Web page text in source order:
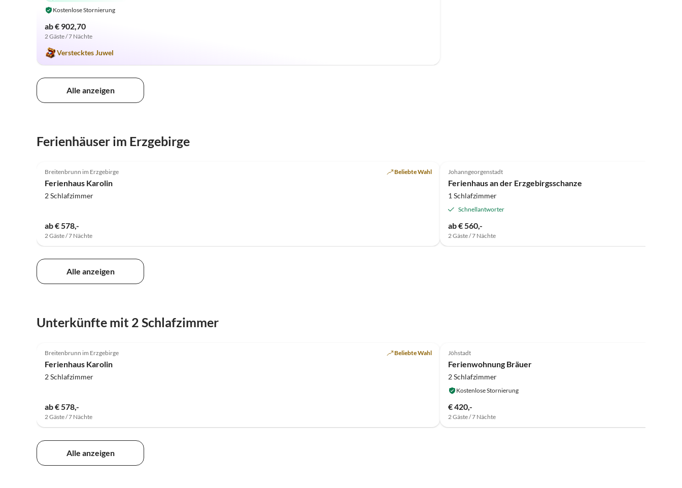
Kostenlose Stornierung
ab € 902,70
2 Gäste / 7 Nächte
Verstecktes Juwel
Alle anzeigen
Ferienhäuser im Erzgebirge
Breitenbrunn im Erzgebirge Beliebte Wahl
Ferienhaus Karolin
2 Schlafzimmer
ab € 578,-
2 Gäste / 7 Nächte
Johanngeorgenstadt
Ferienhaus an der Erzgebirgsschanze
1 Schlafzimmer
Schnellantworter
ab € 560,-
2 Gäste / 7 Nächte
Alle anzeigen
Unterkünfte mit 2 Schlafzimmer
Breitenbrunn im Erzgebirge Beliebte Wahl
Ferienhaus Karolin
2 Schlafzimmer
ab € 578,-
2 Gäste / 7 Nächte
Jöhstadt
Ferienwohnung Bräuer
2 Schlafzimmer
Kostenlose Stornierung
€ 420,-
2 Gäste / 7 Nächte
Alle anzeigen